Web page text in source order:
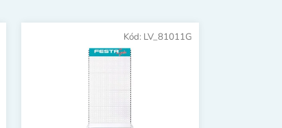
p
Kód: LV_81011G